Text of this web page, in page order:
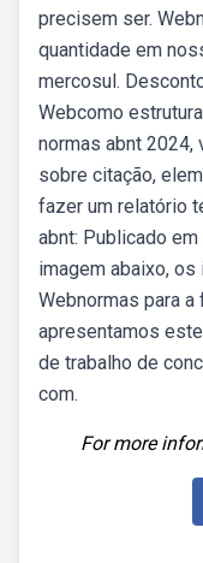
precisem ser.
quantidade em
mercosul.
Webcomo
normas abnt 2024,
sobre citação,
fazer um relatório
abnt: Publicado em
imagem abaixo,
Webnormas para
apresentamos
de trabalho de
com.
For more